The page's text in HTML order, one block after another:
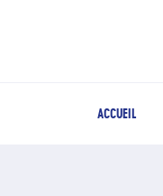
ACCUEIL